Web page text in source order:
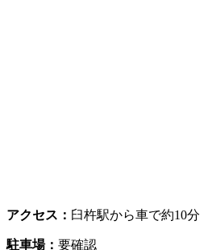
アクセス： 臼杵駅から車で約10分
駐車場： 要確認